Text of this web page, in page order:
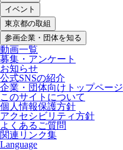
イベント
東京都の取組
参画企業・団体を知る
動画一覧
募集・アンケート
お知らせ
公式SNSの紹介
企業・団体向けトップページ
このサイトについて
個人情報保護方針
アクセシビリティ方針
よくあるご質問
関連リンク集
Language